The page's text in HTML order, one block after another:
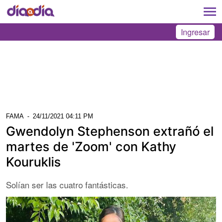
Ingresar
FAMA - 24/11/2021 04:11 PM
Gwendolyn Stephenson extrañó el
martes de 'Zoom' con Kathy
Kouruklis
Solían ser las cuatro fantásticas.